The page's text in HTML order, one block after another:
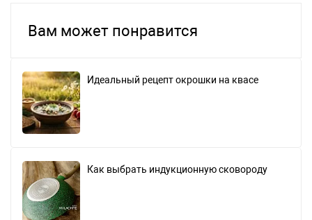
Вам может понравится
Идеальный рецепт окрошки на квасе
Как выбрать индукционную сковороду